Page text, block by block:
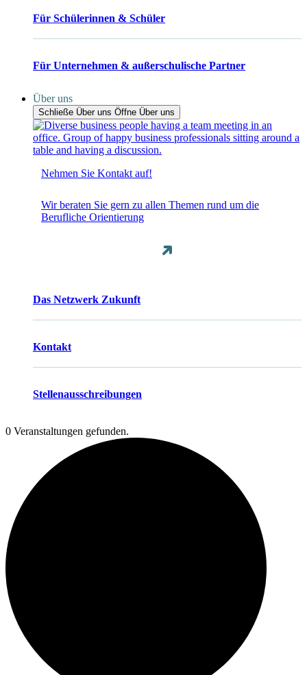
Für Schülerinnen & Schüler
Für Unternehmen & außerschulische Partner
Über uns
Schließe Über uns Öffne Über uns
Nehmen Sie Kontakt auf!
Wir beraten Sie gern zu allen Themen rund um die
Berufliche Orientierung
Das Netzwerk Zukunft
Kontakt
Stellenausschreibungen
0 Veranstaltungen gefunden.